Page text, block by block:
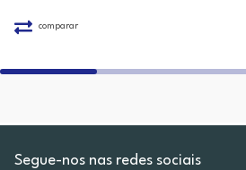
comparar
Segue-nos nas redes sociais